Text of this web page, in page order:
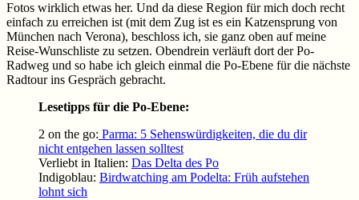
Fotos wirklich etwas her. Und da diese Region für mich doch recht
einfach zu erreichen ist (mit dem Zug ist es ein Katzensprung von
München nach Verona), beschloss ich, sie ganz oben auf meine
Reise-Wunschliste zu setzen. Obendrein verläuft dort der Po-
Radweg und so habe ich gleich einmal die Po-Ebene für die nächste
Radtour ins Gespräch gebracht.
Lesetipps für die Po-Ebene:
2 on the go: Parma: 5 Sehenswürdigkeiten, die du dir
nicht entgehen lassen solltest
Verliebt in Italien: Das Delta des Po
Indigoblau: Birdwatching am Podelta: Früh aufstehen
lohnt sich